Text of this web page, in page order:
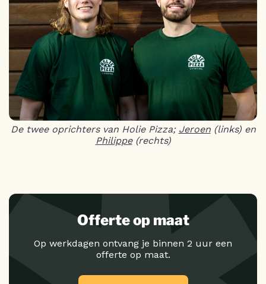
De twee oprichters van Holie Pizza; Jeroen(links) en
Philippe(rechts)
Offerte op maat
Op werkdagen ontvang je binnen 2 uur een
offerte op maat.